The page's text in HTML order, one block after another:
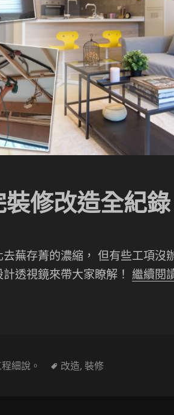
裝修改造全紀錄
蕪存菁的濃縮， 但有些工項沒
計透視鏡來帶大家瞭解！繼續閱
程細說。
標
改造, 裝修